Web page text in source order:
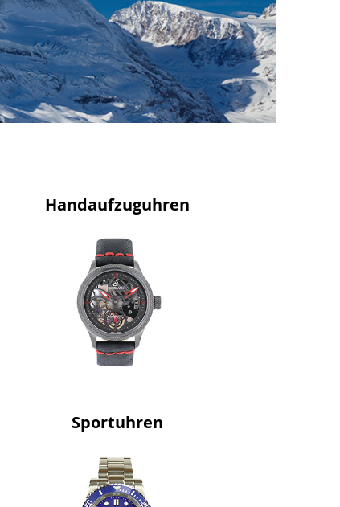
Handaufzuguhren
Sportuhren